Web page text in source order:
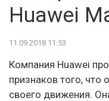
Huawei
11.09.2018 11:53
Компания Huawei
признаков того, что
своего движения.